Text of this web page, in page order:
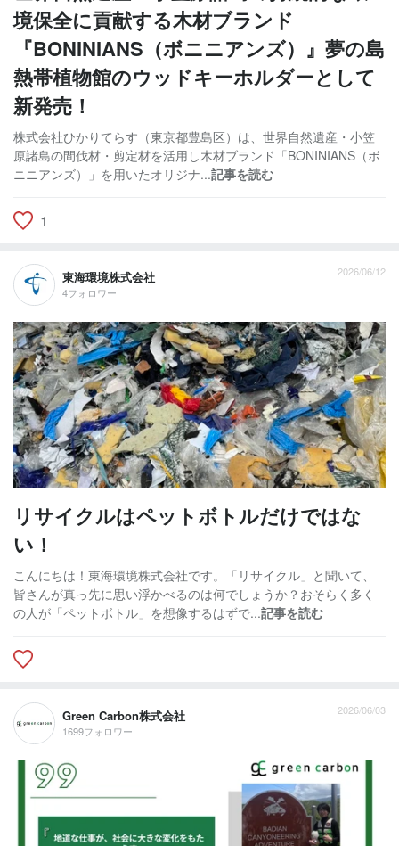
境保全に貢献する木材ブランド
『BONINIANS（ボニニアンズ）』夢の島
熱帯植物館のウッドキーホルダーとして
新発売！
株式会社ひかりてらす（東京都豊島区）は、世界自然遺産・小笠
原諸島の間伐材・剪定材を活用し木材ブランド「BONINIANS（ボ
ニニアンズ）」を用いたオリジナ...記事を読む
1
東海環境株式会社
4フォロワー
2026/06/12
リサイクルはペットボトルだけではな
い！
こんにちは！東海環境株式会社です。「リサイクル」と聞いて、
皆さんが真っ先に思い浮かべるのは何でしょうか？おそらく多く
の人が「ペットボトル」を想像するはずで...記事を読む
Green Carbon株式会社
1699フォロワー
2026/06/03